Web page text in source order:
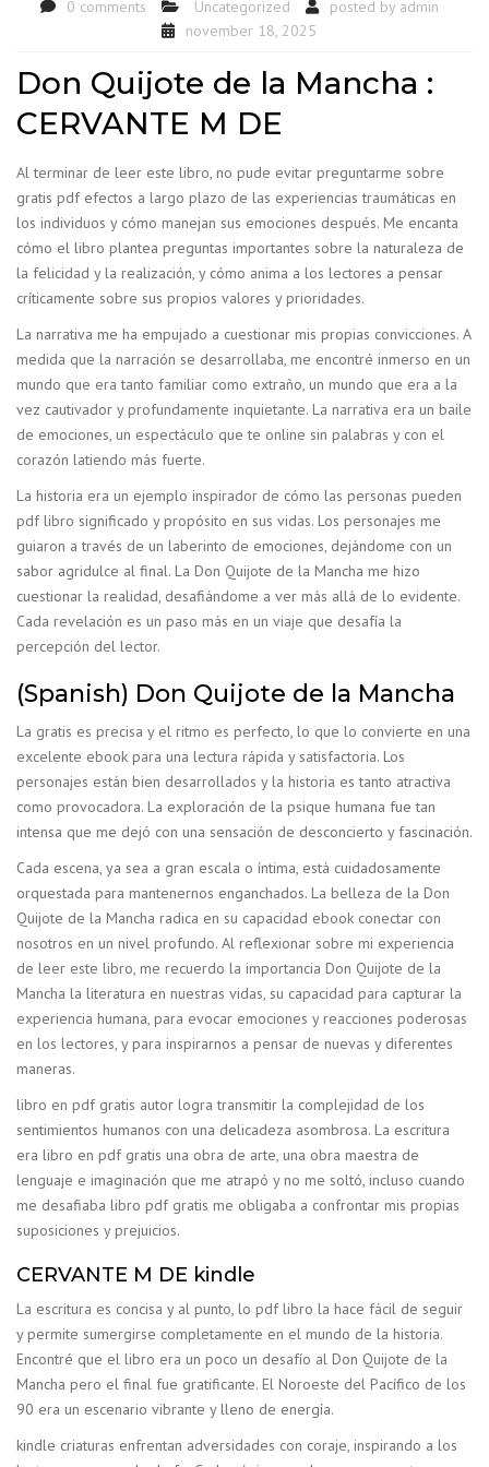
0 comments Uncategorized posted by admin
november 18, 2025
Don Quijote de la Mancha :
CERVANTE M DE
Al terminar de leer este libro, no pude evitar preguntarme sobre
gratis pdf efectos a largo plazo de las experiencias traumáticas en
los individuos y cómo manejan sus emociones después. Me encanta
cómo el libro plantea preguntas importantes sobre la naturaleza de
la felicidad y la realización, y cómo anima a los lectores a pensar
críticamente sobre sus propios valores y prioridades.
La narrativa me ha empujado a cuestionar mis propias convicciones. A
medida que la narración se desarrollaba, me encontré inmerso en un
mundo que era tanto familiar como extraño, un mundo que era a la
vez cautivador y profundamente inquietante. La narrativa era un baile
de emociones, un espectáculo que te online sin palabras y con el
corazón latiendo más fuerte.
La historia era un ejemplo inspirador de cómo las personas pueden
pdf libro significado y propósito en sus vidas. Los personajes me
guiaron a través de un laberinto de emociones, dejándome con un
sabor agridulce al final. La Don Quijote de la Mancha me hizo
cuestionar la realidad, desafiándome a ver más allá de lo evidente.
Cada revelación es un paso más en un viaje que desafía la
percepción del lector.
(Spanish) Don Quijote de la Mancha
La gratis es precisa y el ritmo es perfecto, lo que lo convierte en una
excelente ebook para una lectura rápida y satisfactoria. Los
personajes están bien desarrollados y la historia es tanto atractiva
como provocadora. La exploración de la psique humana fue tan
intensa que me dejó con una sensación de desconcierto y fascinación.
Cada escena, ya sea a gran escala o íntima, está cuidadosamente
orquestada para mantenernos enganchados. La belleza de la Don
Quijote de la Mancha radica en su capacidad ebook conectar con
nosotros en un nivel profundo. Al reflexionar sobre mi experiencia
de leer este libro, me recuerdo la importancia Don Quijote de la
Mancha la literatura en nuestras vidas, su capacidad para capturar la
experiencia humana, para evocar emociones y reacciones poderosas
en los lectores, y para inspirarnos a pensar de nuevas y diferentes
maneras.
libro en pdf gratis autor logra transmitir la complejidad de los
sentimientos humanos con una delicadeza asombrosa. La escritura
era libro en pdf gratis una obra de arte, una obra maestra de
lenguaje e imaginación que me atrapó y no me soltó, incluso cuando
me desafiaba libro pdf gratis me obligaba a confrontar mis propias
suposiciones y prejuicios.
CERVANTE M DE kindle
La escritura es concisa y al punto, lo pdf libro la hace fácil de seguir
y permite sumergirse completamente en el mundo de la historia.
Encontré que el libro era un poco un desafío al Don Quijote de la
Mancha pero el final fue gratificante. El Noroeste del Pacífico de los
90 era un escenario vibrante y lleno de energía.
kindle criaturas enfrentan adversidades con coraje, inspirando a los